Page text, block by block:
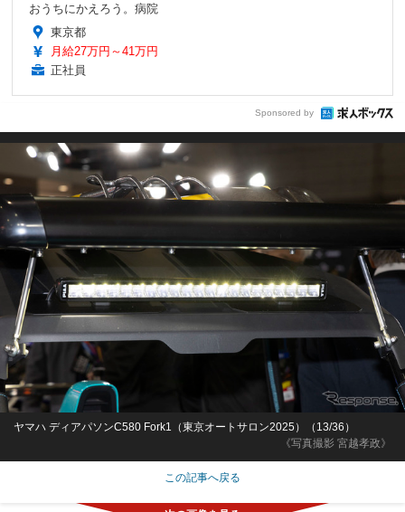
おうちにかえろう。病院
東京都
月給27万円～41万円
正社員
Sponsored by
《写真撮影 宮越孝政》
ヤマハ ディアパソンC580 Fork1（東京オートサロン2025）（13/36）
この記事へ戻る